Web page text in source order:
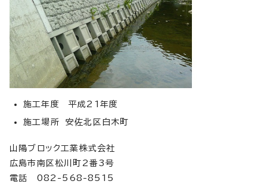
施工年度 平成21年度
施工場所 安佐北区白木町
山陽ブロック工業株式会社
広島市南区松川町2番3号
電話 082-568-8515